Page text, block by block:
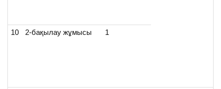
10 2-бақылау жұмысы 1